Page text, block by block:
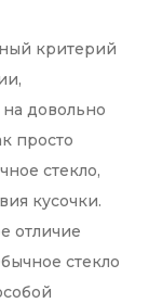
критерий
на довольно
просто
стекло,
кусочки.
отличие
стекло